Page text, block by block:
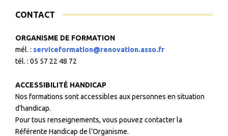
CONTACT
ORGANISME DE FORMATION
mél. : serviceformation@renovation.asso.fr
tél. : 05 57 22 48 72
ACCESSIBILITÉ HANDICAP
Nos formations sont accessibles aux personnes en situation
d’handicap.
Pour tous renseignements, vous pouvez contacter la
Référente Handicap de l’Organisme.